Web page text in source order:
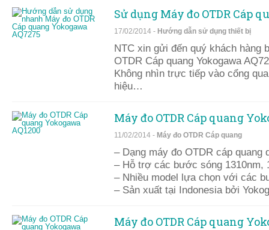
Sử dụng Máy đo OTDR Cáp
17/02/2014 - Hướng dẫn sử dụng thiết bị
NTC xin gửi đến quý khách hàng
OTDR Cáp quang Yokogawa
Không nhìn trực tiếp vào cổng
hiệu…
Máy đo OTDR Cáp quang
11/02/2014 - Máy đo OTDR Cáp quang
– Dạng máy đo OTDR cáp quang
– Hỗ trợ các bước sóng 1310nm,
– Nhiều model lựa chọn với các
– Sản xuất tại Indonesia bởi
Máy đo OTDR Cáp quang